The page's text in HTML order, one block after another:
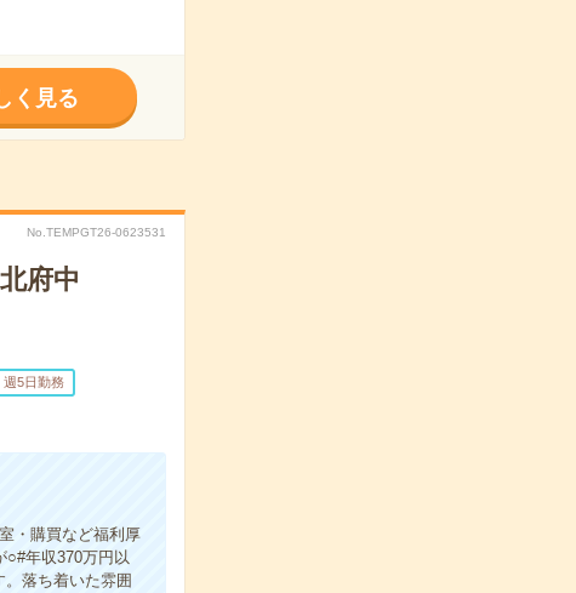
く見る
No.TEMPGT26-0623531
府中
週5日勤務
・購買など福利厚
○#年収370万円以
落ち着いた雰囲